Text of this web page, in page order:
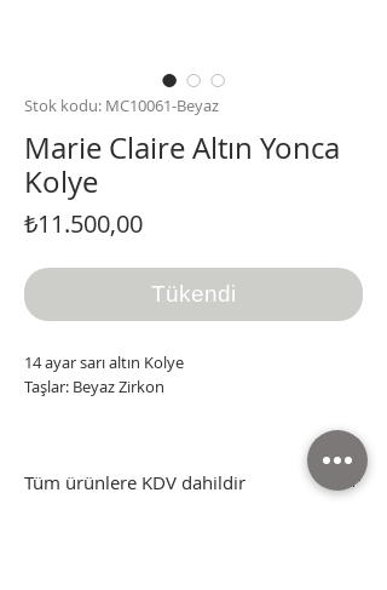
Stok kodu: MC10061-Beyaz
Marie Claire Altın Yonca
Kolye
₺11.500,00Fiyat
Tükendi
14 ayar sarı altın Kolye
Taşlar: Beyaz Zirkon
Tüm ürünlere KDV dahildir